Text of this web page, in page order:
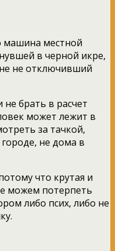
машина местной
в черной икре,
не отключивший
не брать в расчет
может лежит в
за тачкой,
не дома в
что крутая и
можем потерпеть
либо псих, либо не